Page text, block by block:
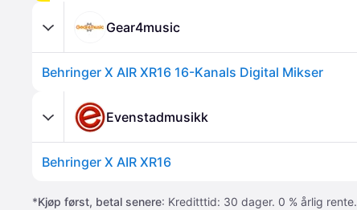
Gear4music
Behringer X AIR XR16 16-Kanals Digital Mikser
Evenstadmusikk
Behringer X AIR XR16
*Kjøp først, betal senere: Kreditttid: 30 dager. 0 % årlig rente.